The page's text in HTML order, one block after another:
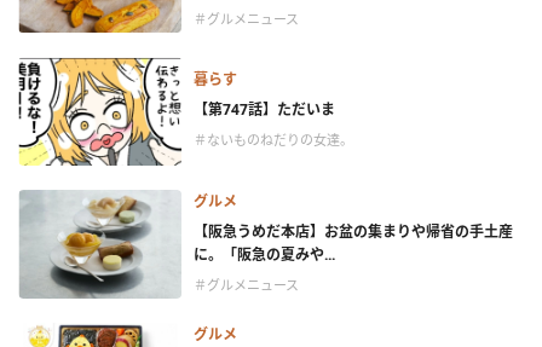
＃グルメニュース
暮らす
【第747話】ただいま
＃ないものねだりの女達。
グルメ
【阪急うめだ本店】お盆の集まりや帰省の手土産
に。「阪急の夏みや...
＃グルメニュース
グルメ